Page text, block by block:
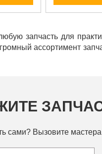
запчасть для
ассортимент
сами? Вызовите